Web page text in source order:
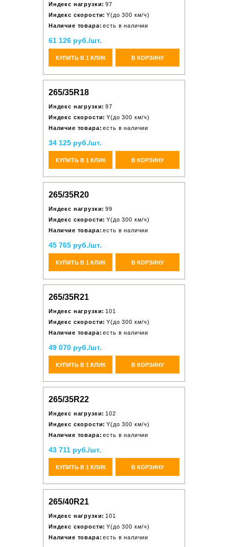
Индекс нагрузки: 97
Индекс скорости: Y(до 300 км/ч)
Наличие товара: есть в наличии
61 126 руб./шт.
КУПИТЬ В 1 КЛИК В КОРЗИНУ
265/35R18
Индекс нагрузки: 97
Индекс скорости: Y(до 300 км/ч)
Наличие товара: есть в наличии
34 125 руб./шт.
КУПИТЬ В 1 КЛИК В КОРЗИНУ
265/35R20
Индекс нагрузки: 99
Индекс скорости: Y(до 300 км/ч)
Наличие товара: есть в наличии
45 765 руб./шт.
КУПИТЬ В 1 КЛИК В КОРЗИНУ
265/35R21
Индекс нагрузки: 101
Индекс скорости: Y(до 300 км/ч)
Наличие товара: есть в наличии
49 070 руб./шт.
КУПИТЬ В 1 КЛИК В КОРЗИНУ
265/35R22
Индекс нагрузки: 102
Индекс скорости: Y(до 300 км/ч)
Наличие товара: есть в наличии
43 711 руб./шт.
КУПИТЬ В 1 КЛИК В КОРЗИНУ
265/40R21
Индекс нагрузки: 101
Индекс скорости: Y(до 300 км/ч)
Наличие товара: есть в наличии